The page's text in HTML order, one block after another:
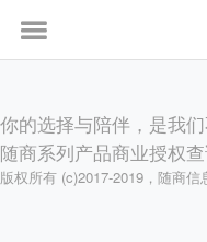
你的选择与陪伴，是我
随商系列产品商业授权
版权所有 (c)2017-2019，随商信